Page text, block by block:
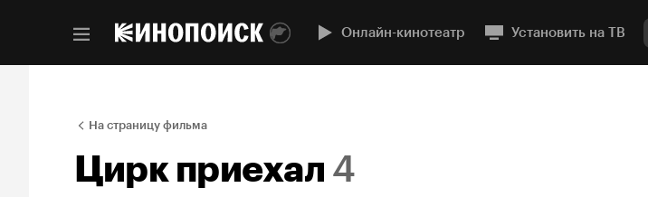
Онлайн-кинотеатр Установить на ТВ
На страницу фильма
Цирк приехал 4